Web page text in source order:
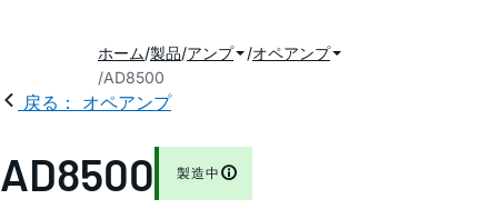
ホーム 製品 アンプ
オペアンプ
AD8500
戻る： オペアンプ
AD8500 製造中